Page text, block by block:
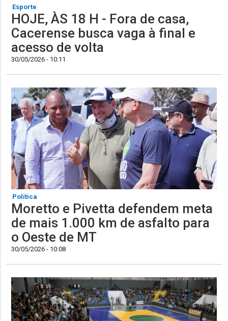
Esporte
HOJE, ÀS 18 H - Fora de casa,
Cacerense busca vaga à final e
acesso de volta
30/05/2026 - 10:11
Política
Moretto e Pivetta defendem meta
de mais 1.000 km de asfalto para
o Oeste de MT
30/05/2026 - 10:08